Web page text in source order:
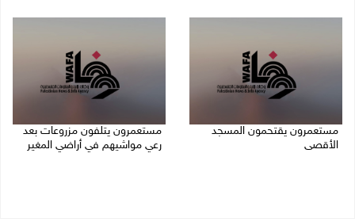
مستعمرون يقتحمون المسجد
الأقصى
مستعمرون يتلفون مزروعات بعد
رعي مواشيهم في أراضي المغير